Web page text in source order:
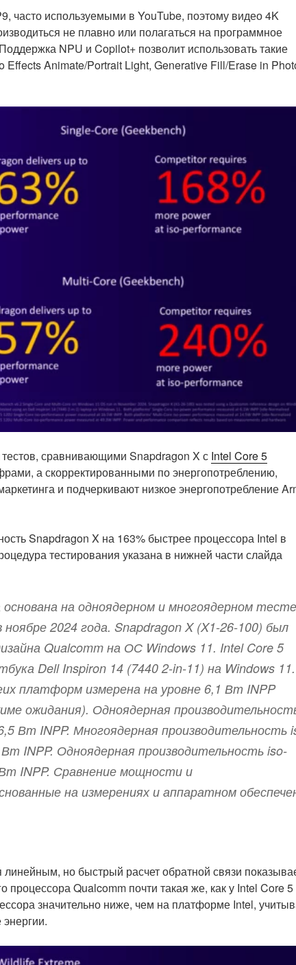
​​часто используемыми в YouTube, поэтому видео 4K
не плавно или полагаться на программное
NPU и Copilot+ позволит использовать такие
Animate/Portrait Light, Generative Fill/Erase in
сравнивающими Snapdragon X с Intel Core 5
а скорректированными по энергопотреблению,
и подчеркивают низкое энергопотребление
Snapdragon X на 163% быстрее процессора Intel в
тестирования указана в нижней части слайда
на одноядерном и многоядерном тесте
2024 года. Snapdragon X (X1-26-100) был
Qualcomm на ОС Windows 11. Intel Core 5
Dell Inspiron 14 (7440 2-in-11) на Windows 11.
платформ измерена на уровне 6,1 Вт INPP
ожидания). Одноядерная
Вт INPP. Многоядерная производительность
INPP. Одноядерная производительность iso-
INPP. Сравнение мощности и
на измерениях и аппаратном
но быстрый расчет обратной связи
процессора Qualcomm почти такая же, как у Intel Core 5
значительно ниже, чем на платформе Intel,